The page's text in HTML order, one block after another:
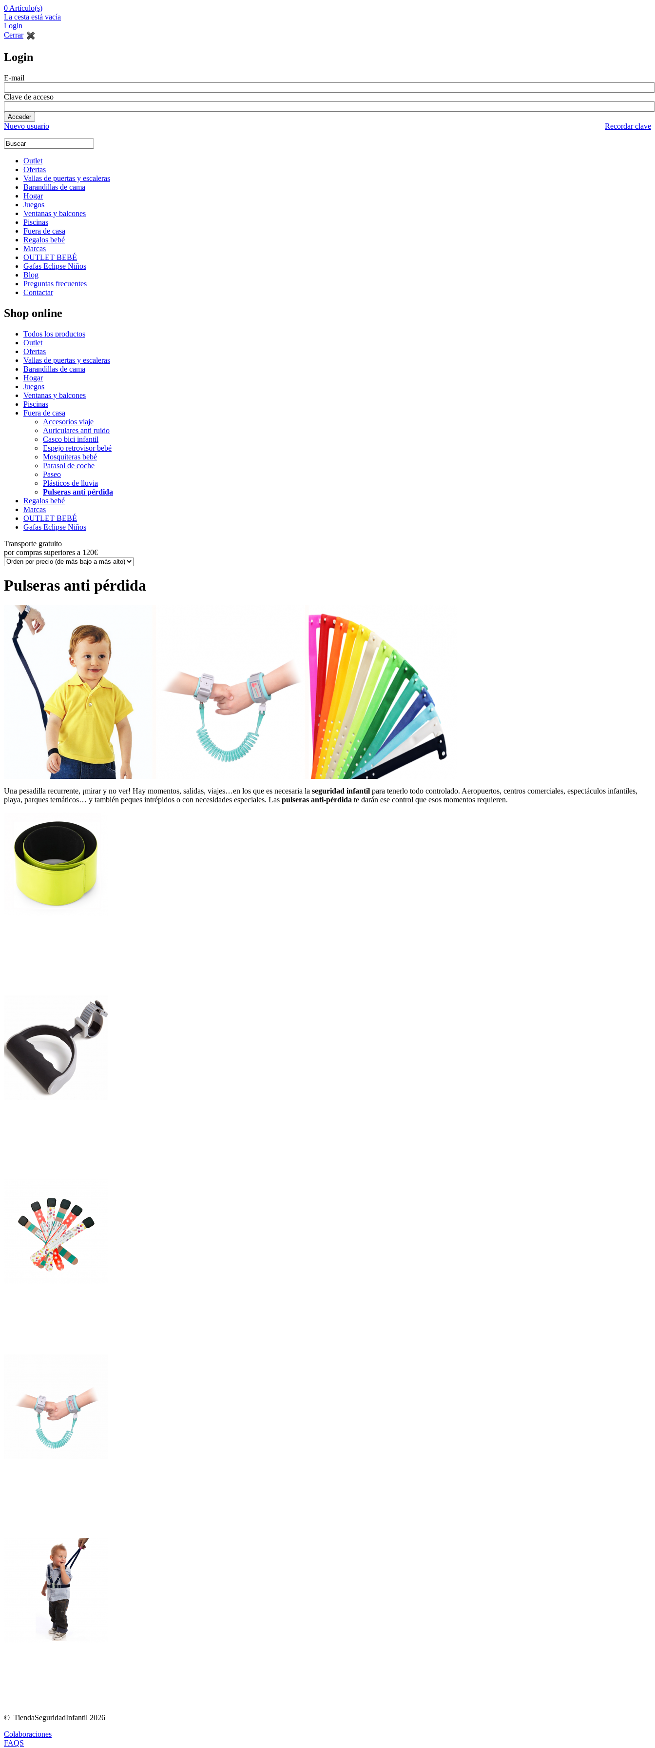
0 Artículo(s)
La cesta está vacía
Login
Cerrar
Login
E-mail
Clave de acceso
Nuevo usuario Recordar clave
Outlet
Ofertas
Vallas de puertas y escaleras
Barandillas de cama
Hogar
Juegos
Ventanas y balcones
Piscinas
Fuera de casa
Regalos bebé
Marcas
OUTLET BEBÉ
Gafas Eclipse Niños
Blog
Preguntas frecuentes
Contactar
Shop online
Todos los productos
Outlet
Ofertas
Vallas de puertas y escaleras
Barandillas de cama
Hogar
Juegos
Ventanas y balcones
Piscinas
Fuera de casa
Accesorios viaje
Auriculares anti ruido
Casco bici infantil
Espejo retrovisor bebé
Mosquiteras bebé
Parasol de coche
Paseo
Plásticos de lluvia
Pulseras anti pérdida
Regalos bebé
Marcas
OUTLET BEBÉ
Gafas Eclipse Niños
Transporte gratuito
por compras superiores a 120€
Pulseras anti pérdida
Una pesadilla recurrente, ¡mirar y no ver! Hay momentos, salidas, viajes…en los que es necesaria la seguridad infantil para tenerlo todo controlado. Aeropuertos, centros comerciales, espectáculos infantiles,
playa, parques temáticos… y también peques intrépidos o con necesidades especiales. Las pulseras anti-pérdida te darán ese control que esos momentos requieren.
© TiendaSeguridadInfantil 2026
Colaboraciones
FAQS